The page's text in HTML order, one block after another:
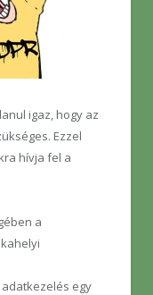
igaz, hogy az
Ezzel
hívja fel a
a
egy